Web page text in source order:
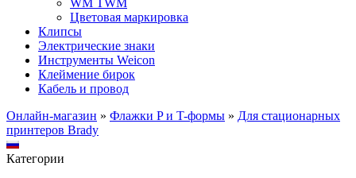
WM TWM
Цветовая маркировка
Клипсы
Электрические знаки
Инструменты Weicon
Клеймение бирок
Кабель и провод
Онлайн-магазин » Флажки P и T-формы » Для стационарных
принтеров Brady
Категории